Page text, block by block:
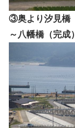
③奥より汐見橋
～八幡橋（完成）